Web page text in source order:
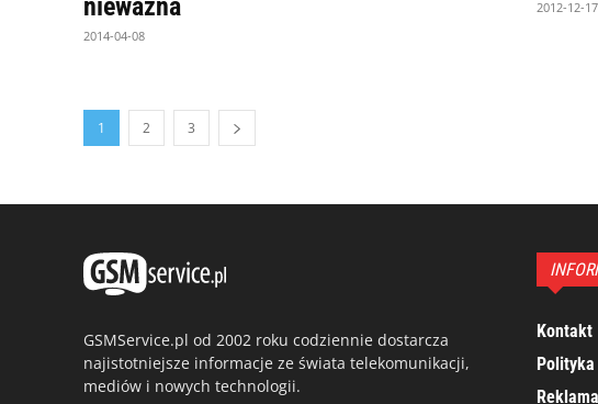
nieważna
2014-04-08
2012-12-17
1 2 3
GSMService.pl od 2002 roku codziennie dostarcza
najistotniejsze informacje ze świata telekomunikacji,
mediów i nowych technologii.
Kontakt
Reklama